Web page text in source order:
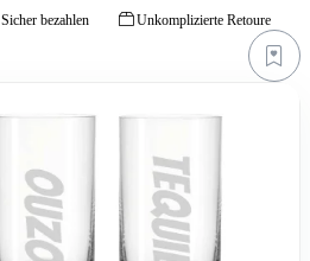
Sicher bezahlen Unkomplizierte Retoure